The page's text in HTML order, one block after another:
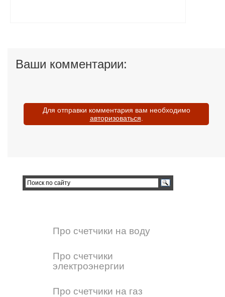
Ваши комментарии:
Для отправки комментария вам необходимо
авторизоваться
Про счетчики на воду
Про счетчики
электроэнергии
Про счетчики на газ